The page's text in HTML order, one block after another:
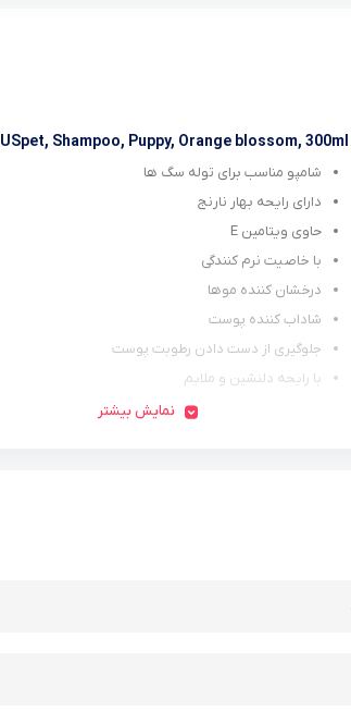
USpet, Shampoo, Puppy, Orange blossom, 300ml
شامپو مناسب برای توله سگ ها
دارای رایحه بهار نارنج
حاوی ویتامین E
با خاصیت نرم کنندگی
درخشان کننده موها
شاداب کننده پوست
جلوگیری از دست دادن رطوبت پوست
با رایحه دلنشین و ملایم
نمایش بیشتر